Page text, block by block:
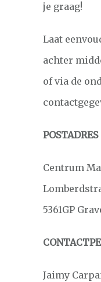
je graag!
Laat
achter
of via de
POSTADRES
Centrum
5361GP
Jaimy